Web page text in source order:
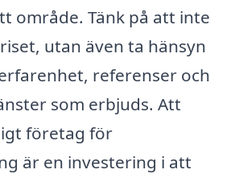
område. Tänk på att inte
utan även ta hänsyn
referenser och
som erbjuds. Att
företag för
är en investering i att